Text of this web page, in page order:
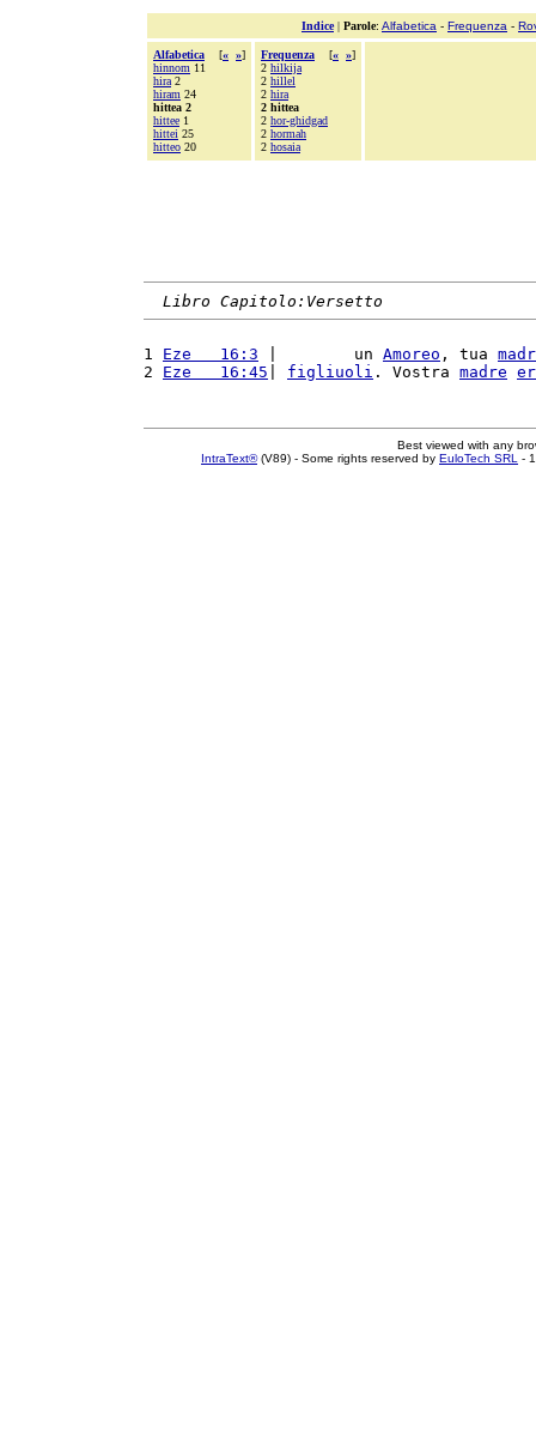
Indice| Parole: Alfabetica - Frequenza -
Alfabetica [« »]
hinnom 11
hira 2
hiram 24
hittea 2
hittee 1
hittei 25
hitteo 20
Frequenza [« »]
2 hilkija
2 hillel
2 hira
2 hittea
2 hor-ghidgad
2 hormah
2 hosaia
Libro Capitolo:Versetto
1 Eze   16:3 |        un Amoreo , tua
2 Eze   16:45 figliuoli . Vostra madre
Best viewed with any
IntraText®(V89) - Some rights reserved by EuloTech SRL -